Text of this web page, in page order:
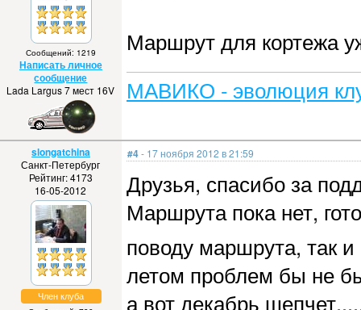
Сообщений: 1219
Написать личное
сообщение
Lada Largus 7 мест 16V
Маршрут для кортежа
МАВИКО - эволюция
slongatchina
Санкт-Петербург
Рейтинг: 4173
16-05-2012
Член клуба
#4- 17 ноября 2012 в 21:59
Друзья, спасибо за
Маршрута пока нет,
поводу маршрута, так
летом проблем бы не
а вот декабрь